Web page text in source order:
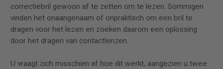
correctiebril gewoon af te zetten om te lezen. Sommigen
vinden het onaangenaam of onpraktisch om een bril te
dragen voor het lezen en zoeken daarom een oplossing
door het dragen van contactlenzen.
U vraagt ​​zich misschien af ​​hoe dit werkt, aangezien u twee